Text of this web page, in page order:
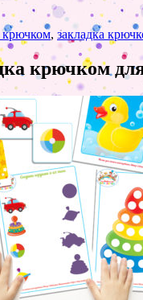
крючком, закладка
крючком